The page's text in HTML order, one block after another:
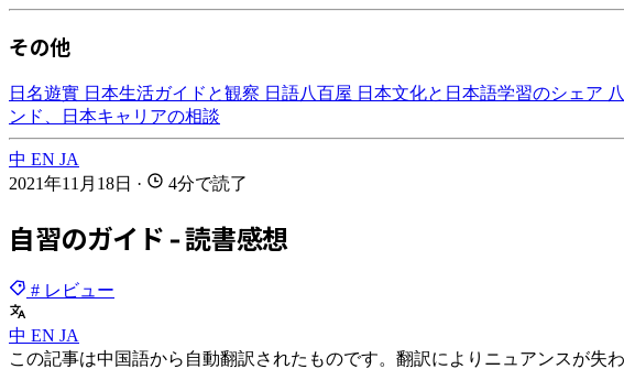
その他
日名遊實 日本生活ガイドと観察 日語八百屋 日本文化と日本語学習のシェア
ンド、日本キャリアの相談
中 EN JA
2021年11月18日 · 4分で読了
自習のガイド - 読書感想
# レビュー
中 EN JA
この記事は中国語から自動翻訳されたものです。翻訳によりニュアンスが失